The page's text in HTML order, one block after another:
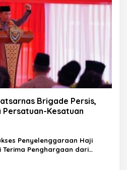
Brigade Persis,
Kesatuan
Penyelenggaraan Haji
Terima Penghargaan dari
Umrah